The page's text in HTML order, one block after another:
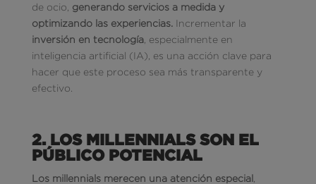
de ocio, generando servicios a medida y
optimizando las experiencias. Incrementar la
inversión en tecnología, especialmente en
inteligencia artificial (IA), es una acción clave para
hacer que este proceso sea más transparente y
efectivo.
2. LOS MILLENNIALS SON EL
PÚBLICO POTENCIAL
Los millennials merecen una atención especial